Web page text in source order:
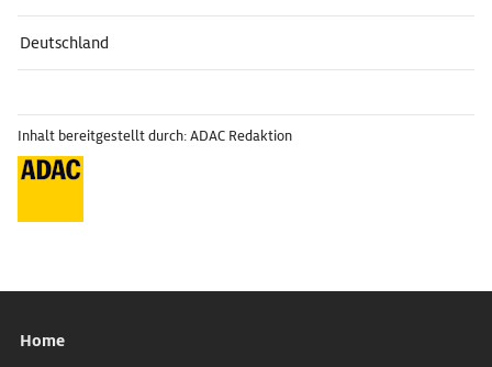
Deutschland
Inhalt bereitgestellt durch: ADAC Redaktion
Home